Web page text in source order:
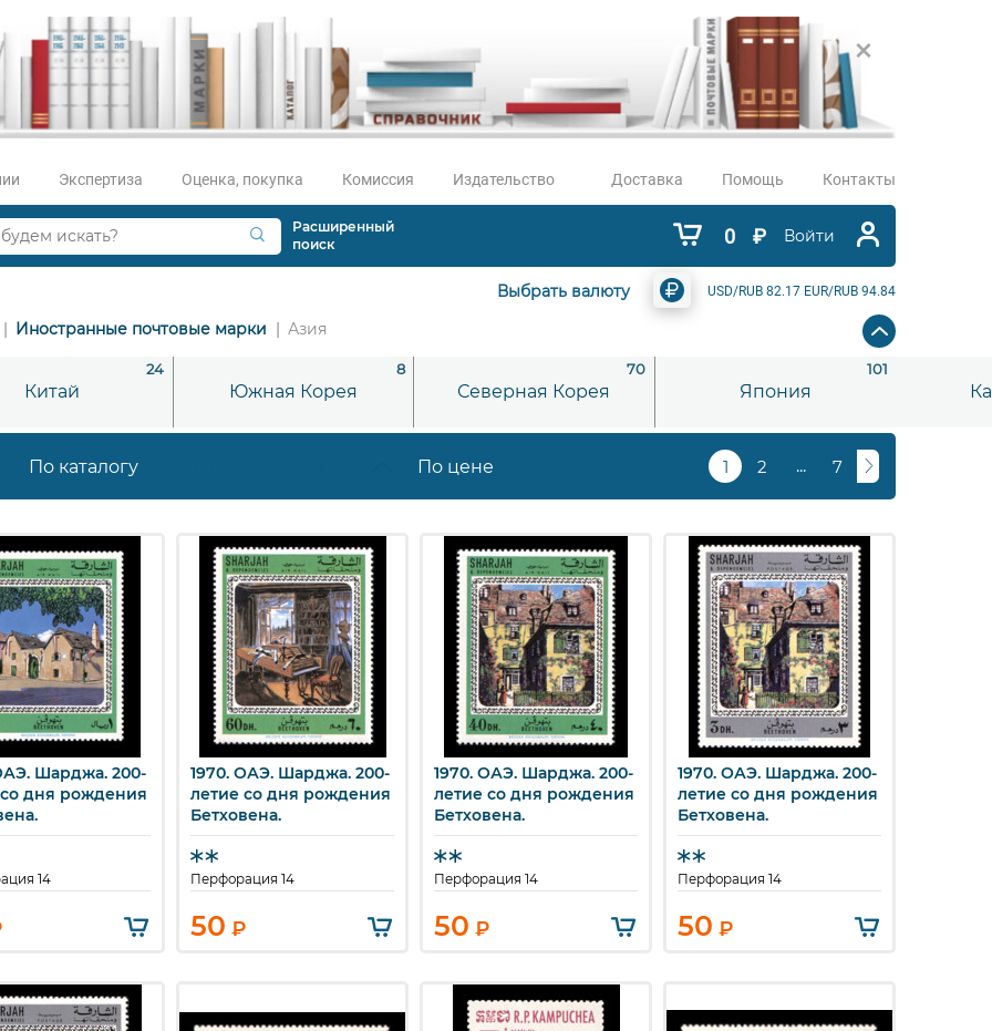
Экспертиза Оценка, покупка Комиссия Издательство Доставка Помощь Контакты
Расширенный
поиск
0 ₽ Войти
Выбрать валюту USD/RUB 82.17 EUR/RUB 94.84
Иностранные почтовые марки Азия
Китай
24
Южная Корея
8
Северная Корея
70
Япония
101
По каталогу По цене 1 2 ... 7
просмотр
Шарджа. 200-
дня рождения
14
Быстрый просмотр
1970. ОАЭ. Шарджа. 200-
летие со дня рождения
Бетховена.
Перфорация 14
50 ₽
Быстрый просмотр
1970. ОАЭ. Шарджа. 200-
летие со дня рождения
Бетховена.
Перфорация 14
50 ₽
Быстрый просмотр
1970. ОАЭ. Шарджа. 200-
летие со дня рождения
Бетховена.
Перфорация 14
50 ₽